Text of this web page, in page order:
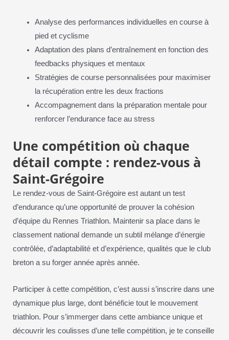
Analyse des performances individuelles en course à
pied et cyclisme
Adaptation des plans d’entraînement en fonction des
feedbacks physiques et mentaux
Stratégies de course personnalisées pour maximiser
la récupération entre les deux fractions
Accompagnement dans la préparation mentale pour
renforcer l’endurance face au stress
Une compétition où chaque
détail compte : rendez-vous à
Saint-Grégoire
Le rendez-vous de Saint-Grégoire est autant un test
d’endurance qu’une opportunité de prouver la cohésion
d’équipe du Rennes Triathlon. Maintenir sa place dans le
classement national demande un subtil mélange d’énergie
contrôlée, d’adaptabilité et d’expérience, qualités que le club
breton a su forger année après année.
Participer à cette compétition, c’est aussi s’inscrire dans une
dynamique plus large, dont bénéficie tout le mouvement
triathlon. Pour s’immerger dans cette ambiance unique et
découvrir les coulisses d’une telle compétition, je te conseille